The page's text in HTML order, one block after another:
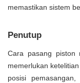
memastikan sistem
Penutup
Cara pasang piston
memerlukan
posisi